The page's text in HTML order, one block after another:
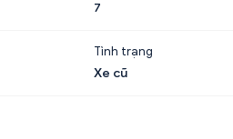
7
Tình trạng
Xe cũ